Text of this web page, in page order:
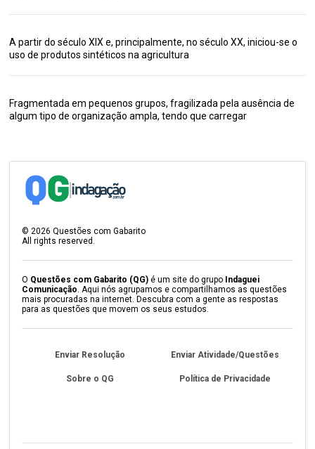
A partir do século XIX e, principalmente, no século XX, iniciou-se o
uso de produtos sintéticos na agricultura
Fragmentada em pequenos grupos, fragilizada pela ausência de
algum tipo de organização ampla, tendo que carregar
© 2026 Questões com Gabarito
All rights reserved.
O Questões com Gabarito (QG) é um site do grupo Indaguei
Comunicação . Aqui nós agrupamos e compartilhamos as questões
mais procuradas na internet. Descubra com a gente as respostas
para as questões que movem os seus estudos.
Enviar Resolução Enviar Atividade/Questões
Sobre o QG Política de Privacidade